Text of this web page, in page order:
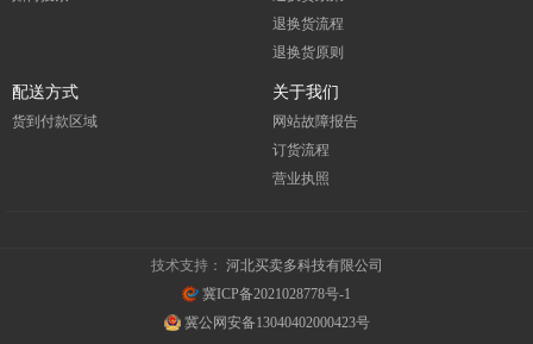
退换货流程
退换货原则
配送方式
货到付款区域
关于我们
网站故障报告
订货流程
营业执照
技术支持： 河北买卖多科技有限公司
冀ICP备2021028778号-1
冀公网安备13040402000423号